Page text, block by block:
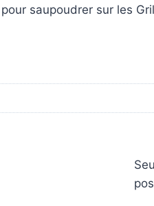
saupoudrer sur les